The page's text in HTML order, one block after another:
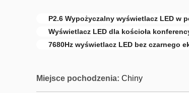
P2.6 Wypożyczalny wyświetlacz LED w
Wyświetlacz LED dla kościoła
7680Hz wyświetlacz LED bez czarnego
Miejsce pochodzenia: Chiny